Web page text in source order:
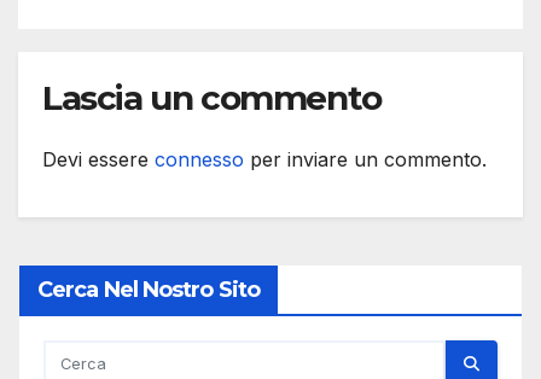
Lascia un commento
Devi essere connesso per inviare un commento.
Cerca Nel Nostro Sito